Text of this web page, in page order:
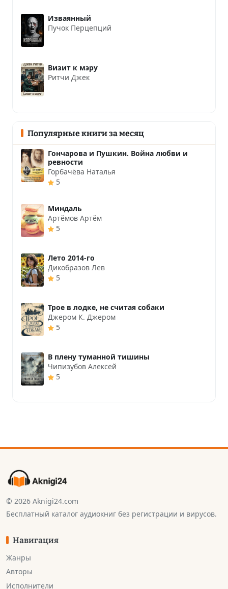
Изваянный
Пучок Перцепций
Визит к мэру
Ритчи Джек
Популярные книги за месяц
Гончарова и Пушкин. Война любви и
ревности
Горбачёва Наталья
5
Миндаль
Артёмов Артём
5
Лето 2014-го
Дикобразов Лев
5
Трое в лодке, не считая собаки
Джером К. Джером
5
В плену туманной тишины
Чипизубов Алексей
5
© 2026 Aknigi24.com
Бесплатный каталог аудиокниг без регистрации и вирусов.
Навигация
Жанры
Авторы
Исполнители